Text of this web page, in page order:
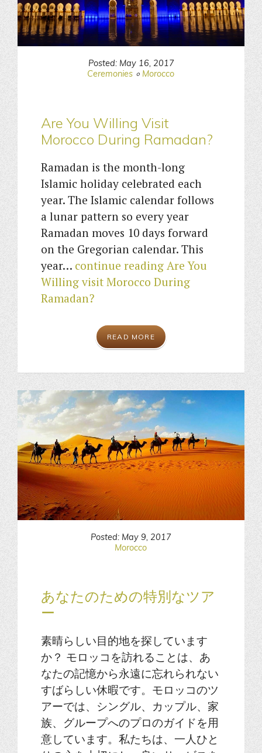
Posted: May 16, 2017
Ceremonies
Morocco
Are You Willing Visit
Morocco During Ramadan?
Ramadan is the month-long
Islamic holiday celebrated each
year. The Islamic calendar follows
a lunar pattern so every year
Ramadan moves 10 days forward
on the Gregorian calendar. This
year… continue reading Are You
Willing visit Morocco During
Ramadan?
READ MORE
Posted: May 9, 2017
Morocco
あなたのための特別なツア
ー
素晴らしい目的地を探しています
か？ モロッコを訪れることは、あ
なたの記憶から永遠に忘れられない
すばらしい休暇です。モロッコのツ
アーでは、シングル、カップル、家
族、グループへのプロのガイドを用
意しています。私たちは、一人ひと